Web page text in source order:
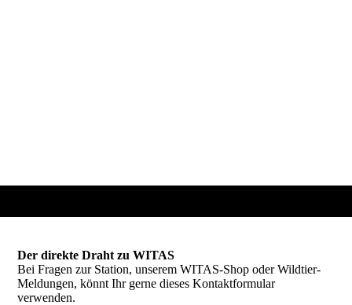
Der direkte Draht zu WITAS
Bei Fragen zur Station, unserem WITAS-Shop oder Wildtier-
Meldungen, könnt Ihr gerne dieses Kontaktformular
verwenden.